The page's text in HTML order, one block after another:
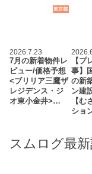
東京都
2026.7.23
7月の新着物件レ
ビュー/価格予想
<ブリリア三鷹ザ
レジデンス・ジ
オ東小金井>…
【プ
事】
の新
ン建
【む
ショ
スムログ最